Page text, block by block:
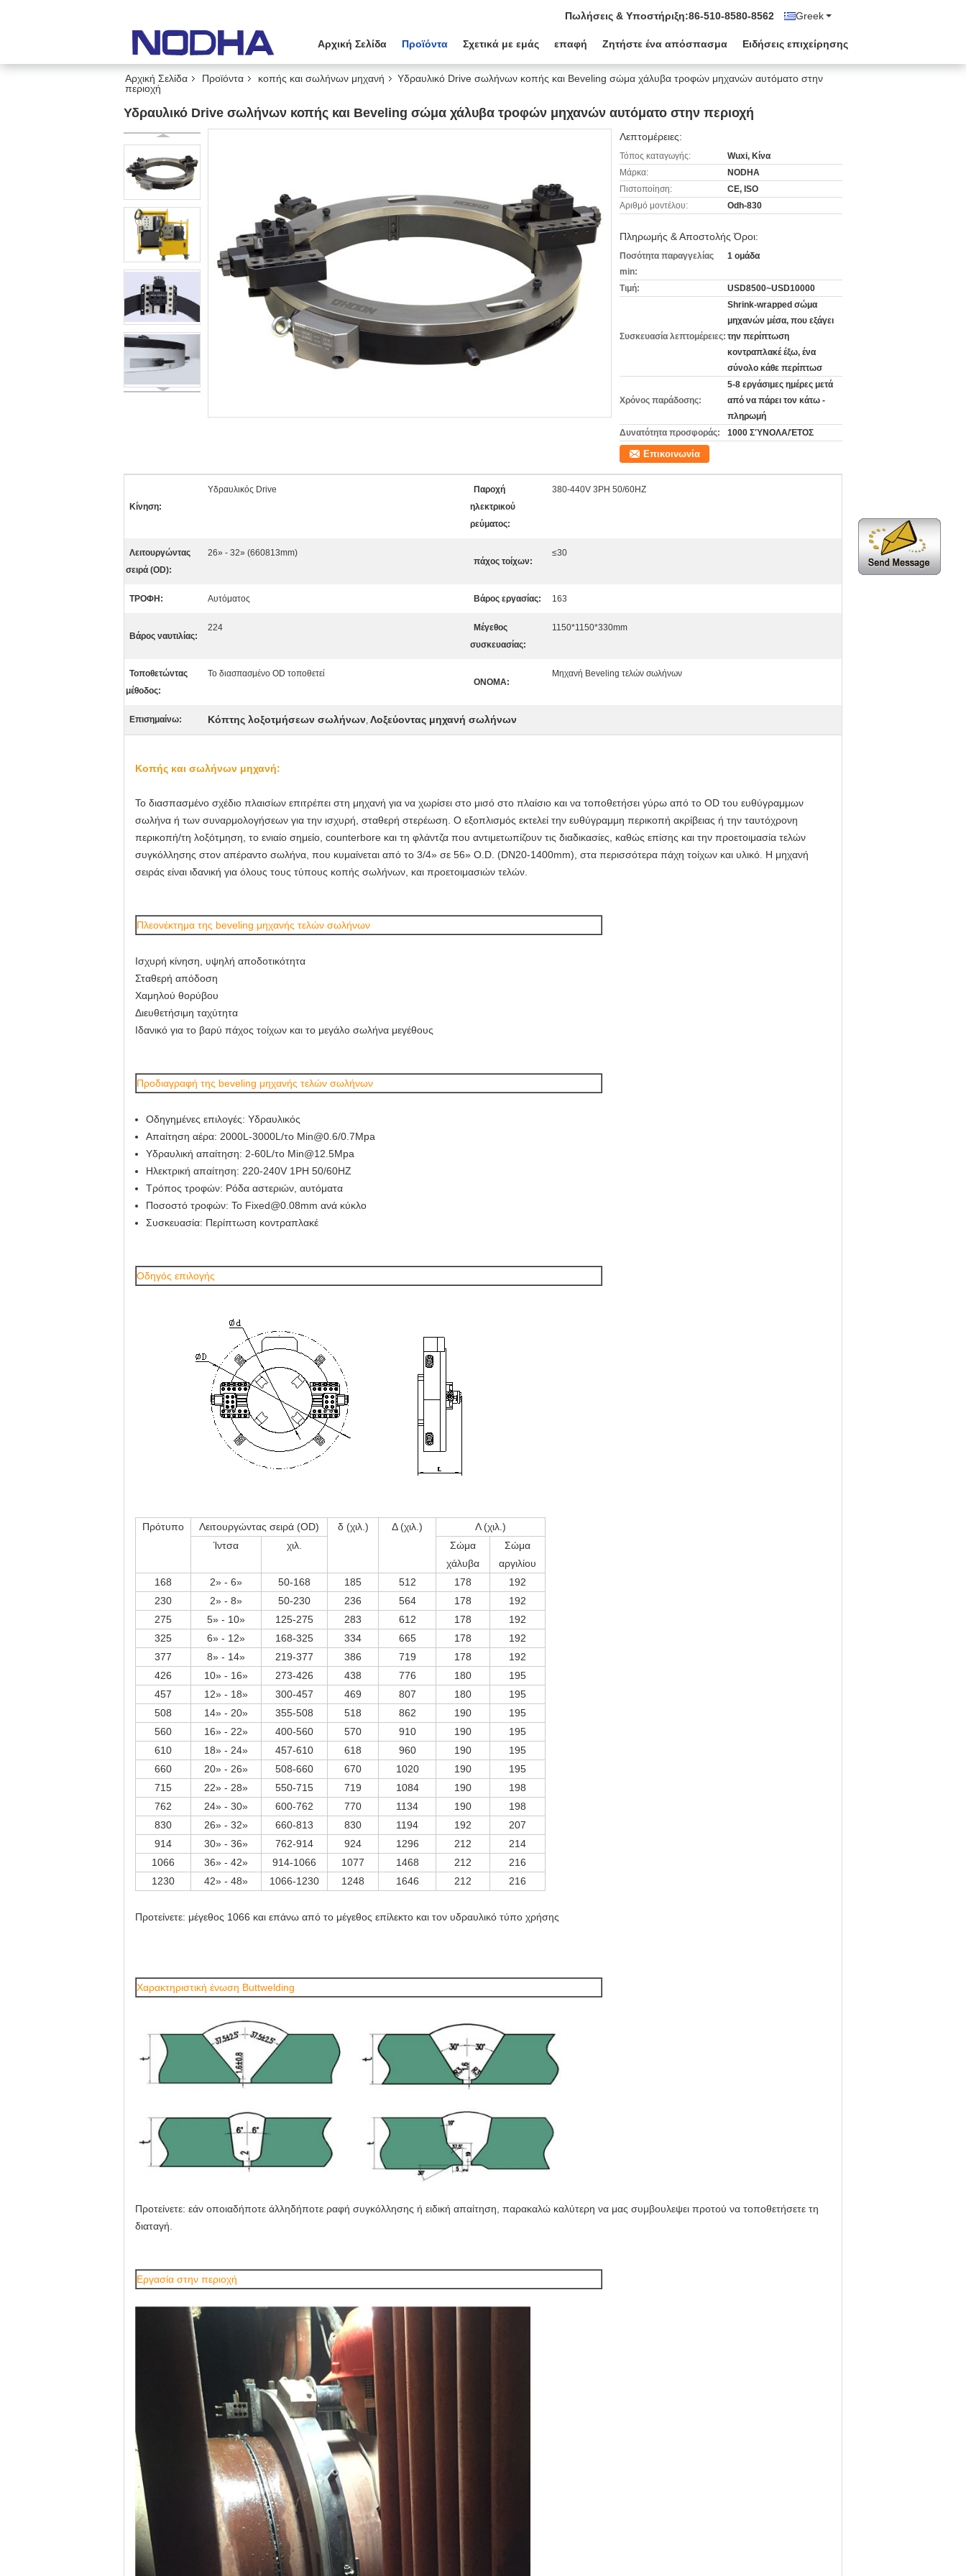
Greek
Πωλήσεις & Υποστήριξη:86-510-8580-8562
Αρχική Σελίδα Προϊόντα Σχετικά με εμάς επαφή Ζητήστε ένα απόσπασμα Ειδήσεις επιχείρησης
Αρχική Σελίδα Προϊόντα κοπής και σωλήνων μηχανή
Υδραυλικό Drive σωλήνων κοπής και Beveling σώμα χάλυβα τροφών μηχανών αυτόματο στην
περιοχή
Υδραυλικό Drive σωλήνων κοπής και Beveling σώμα χάλυβα τροφών μηχανών αυτόματο στην περιοχή
Λεπτομέρειες:
Τόπος καταγωγής:
Wuxi, Κίνα
Μάρκα:
NODHA
Πιστοποίηση:
CE, ISO
Αριθμό μοντέλου:
Odh-830
Πληρωμής & Αποστολής Όροι:
Ποσότητα παραγγελίας
min:
1 ομάδα
Τιμή: USD8500~USD10000
Συσκευασία λεπτομέρειες:
Shrink-wrapped σώμα
μηχανών μέσα, που εξάγει
την περίπτωση
κοντραπλακέ έξω, ένα
σύνολο κάθε περίπτωσ
Χρόνος παράδοσης:
5-8 εργάσιμες ημέρες μετά
από να πάρει τον κάτω -
πληρωμή
Δυνατότητα προσφοράς:
1000 ΣΎΝΟΛΑ/ΈΤΟΣ
Επικοινωνία
Κίνηση:
Υδραυλικός Drive
Παροχή
ηλεκτρικού
ρεύματος:
380-440V 3PH 50/60HZ
Λειτουργώντας
σειρά (OD):
26» - 32» (660813mm)
πάχος τοίχων:
≤30
ΤΡΟΦΗ: Αυτόματος Βάρος εργασίας: 163
Βάρος ναυτιλίας:
224
Μέγεθος
συσκευασίας:
1150*1150*330mm
Τοποθετώντας
μέθοδος:
Το διασπασμένο OD τοποθετεί
ΟΝΟΜΑ:
Μηχανή Beveling τελών σωλήνων
Επισημαίνω: Κόπτης λοξοτμήσεων σωλήνων, Λοξεύοντας μηχανή σωλήνων
Κοπής και σωλήνων μηχανή:
Το διασπασμένο σχέδιο πλαισίων επιτρέπει στη μηχανή για να χωρίσει στο μισό στο πλαίσιο και να τοποθετήσει γύρω από το OD του ευθύγραμμων
σωλήνα ή των συναρμολογήσεων για την ισχυρή, σταθερή στερέωση. Ο εξοπλισμός εκτελεί την ευθύγραμμη περικοπή ακρίβειας ή την ταυτόχρονη
περικοπή/τη λοξότμηση, το ενιαίο σημείο, counterbore και τη φλάντζα που αντιμετωπίζουν τις διαδικασίες, καθώς επίσης και την προετοιμασία τελών
συγκόλλησης στον απέραντο σωλήνα, που κυμαίνεται από το 3/4» σε 56» O.D. (DN20-1400mm), στα περισσότερα πάχη τοίχων και υλικό. Η μηχανή
σειράς είναι ιδανική για όλους τους τύπους κοπής σωλήνων, και προετοιμασιών τελών.
Πλεονέκτημα της beveling μηχανής τελών σωλήνων
Ισχυρή κίνηση, υψηλή αποδοτικότητα
Σταθερή απόδοση
Χαμηλού θορύβου
Διευθετήσιμη ταχύτητα
Ιδανικό για το βαρύ πάχος τοίχων και το μεγάλο σωλήνα μεγέθους
Προδιαγραφή της beveling μηχανής τελών σωλήνων
Οδηγημένες επιλογές: Υδραυλικός
Απαίτηση αέρα: 2000L-3000L/το Min@0.6/0.7Mpa
Υδραυλική απαίτηση: 2-60L/το Min@12.5Mpa
Ηλεκτρική απαίτηση: 220-240V 1PH 50/60HZ
Τρόπος τροφών: Ρόδα αστεριών, αυτόματα
Ποσοστό τροφών: Το Fixed@0.08mm ανά κύκλο
Συσκευασία: Περίπτωση κοντραπλακέ
Οδηγός επιλογής
Πρότυπο Λειτουργώντας σειρά (OD) δ (χιλ.) Δ (χιλ.)
Λ (χιλ.)
Ίντσα
χιλ.
Σώμα
χάλυβα
Σώμα
αργιλίου
168
2» - 6» 50-168 185 512 178
192
230
2» - 8» 50-230 236 564 178
192
275
5» - 10» 125-275 283 612 178
192
325
6» - 12» 168-325 334 665 178
192
377
8» - 14» 219-377 386 719 178
192
426
10» - 16» 273-426 438 776 180
195
457
12» - 18» 300-457 469 807 180
195
508
14» - 20» 355-508 518 862 190
195
560
16» - 22» 400-560 570 910 190
195
610
18» - 24» 457-610 618 960 190
195
660
20» - 26» 508-660 670 1020 190
195
715
22» - 28» 550-715 719 1084 190
198
762
24» - 30» 600-762 770 1134 190
198
830
26» - 32» 660-813 830 1194 192
207
914
30» - 36» 762-914 924 1296 212
214
1066
36» - 42» 914-1066 1077 1468 212
216
1230
42» - 48» 1066-1230 1248 1646 212 216
Προτείνετε: μέγεθος 1066 και επάνω από το μέγεθος επίλεκτο και τον υδραυλικό τύπο χρήσης
Χαρακτηριστική ένωση Buttwelding
Προτείνετε: εάν οποιαδήποτε άλληδήποτε ραφή συγκόλλησης ή ειδική απαίτηση, παρακαλώ καλύτερη να μας συμβουλεψει προτού να τοποθετήσετε τη
διαταγή.
Εργασία στην περιοχή